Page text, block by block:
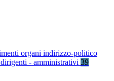
organi indirizzo-politico
- amministrativi 39